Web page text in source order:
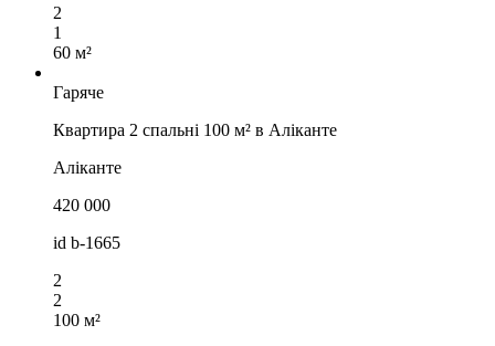
2
1
60 м²
Гаряче
Квартира 2 спальні 100 м² в Аліканте
Аліканте
420 000
id b-1665
2
2
100 м²